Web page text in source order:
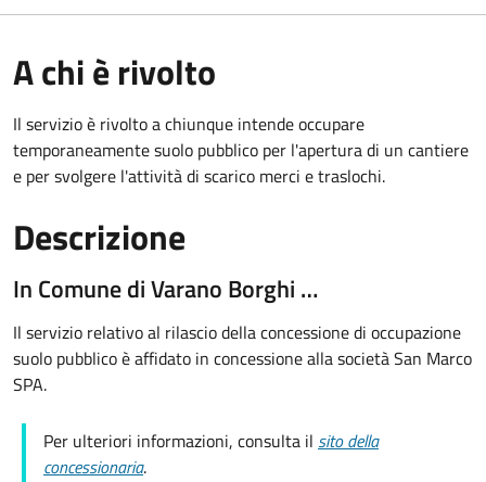
A chi è rivolto
Il servizio è rivolto a chiunque intende occupare
temporaneamente suolo pubblico per l'apertura di un cantiere
e per svolgere l'attività di scarico merci e traslochi.
Descrizione
In Comune di Varano Borghi …
Il servizio relativo al rilascio della concessione di occupazione
suolo pubblico è affidato in concessione alla società San Marco
SPA.
Per ulteriori informazioni, consulta il sito della
concessionaria.